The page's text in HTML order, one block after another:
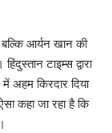
आर्यन खान की
टाइम्स द्वारा
अहम किरदार दिया
कहा जा रहा है कि